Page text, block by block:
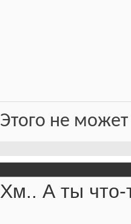
Этого не
Хм.. А ты что-